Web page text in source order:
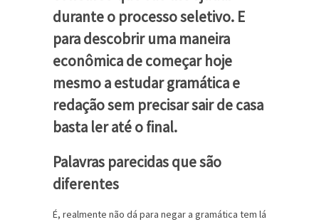
Palavras parecidas que são
diferentes
É, realmente não dá para negar a gramática tem lá